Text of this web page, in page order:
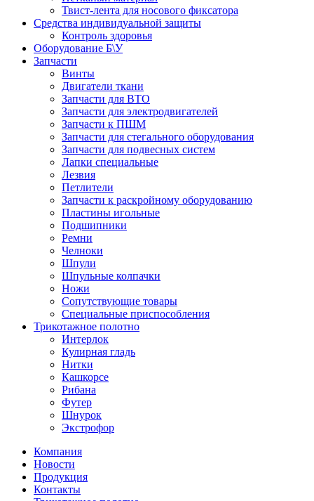
Твист-лента для носового фиксатора
Средства индивидуальной защиты
Контроль здоровья
Оборудование Б\У
Запчасти
Винты
Двигатели ткани
Запчасти для ВТО
Запчасти для электродвигателей
Запчасти к ПШМ
Запчасти для стегального оборудования
Запчасти для подвесных систем
Лапки специальные
Лезвия
Петлители
Запчасти к раскройному оборудованию
Пластины игольные
Подшипники
Ремни
Челноки
Шпули
Шпульные колпачки
Ножи
Сопутствующие товары
Специальные приспособления
Трикотажное полотно
Интерлок
Кулирная гладь
Нитки
Кашкорсе
Рибана
Футер
Шнурок
Экстрофор
Компания
Новости
Продукция
Контакты